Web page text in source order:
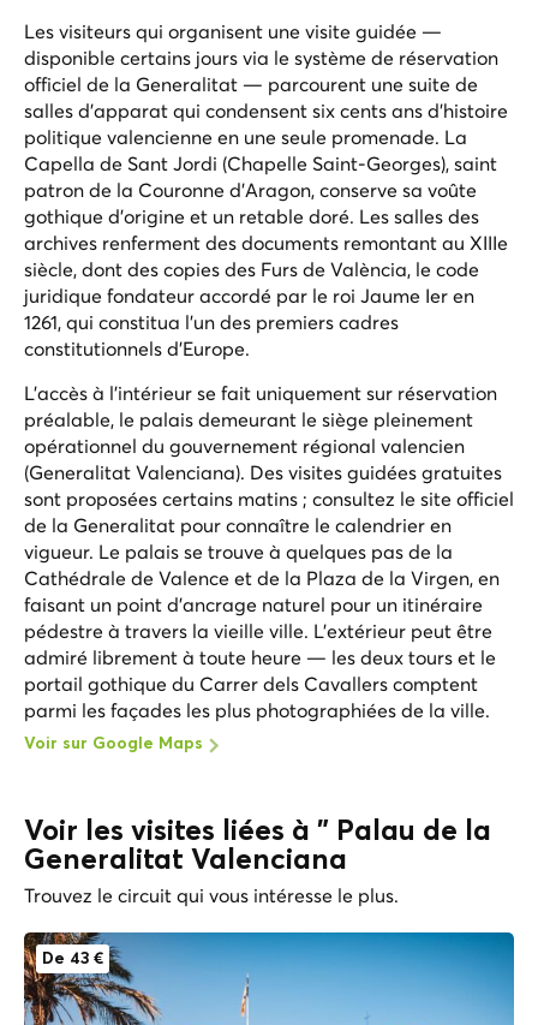
Les visiteurs qui organisent une visite guidée —
disponible certains jours via le système de réservation
officiel de la Generalitat — parcourent une suite de
salles d'apparat qui condensent six cents ans d'histoire
politique valencienne en une seule promenade. La
Capella de Sant Jordi (Chapelle Saint-Georges), saint
patron de la Couronne d'Aragon, conserve sa voûte
gothique d'origine et un retable doré. Les salles des
archives renferment des documents remontant au XIIIe
siècle, dont des copies des Furs de València, le code
juridique fondateur accordé par le roi Jaume Ier en
1261, qui constitua l'un des premiers cadres
constitutionnels d'Europe.
L'accès à l'intérieur se fait uniquement sur réservation
préalable, le palais demeurant le siège pleinement
opérationnel du gouvernement régional valencien
(Generalitat Valenciana). Des visites guidées gratuites
sont proposées certains matins ; consultez le site officiel
de la Generalitat pour connaître le calendrier en
vigueur. Le palais se trouve à quelques pas de la
Cathédrale de Valence et de la Plaza de la Virgen, en
faisant un point d'ancrage naturel pour un itinéraire
pédestre à travers la vieille ville. L'extérieur peut être
admiré librement à toute heure — les deux tours et le
portail gothique du Carrer dels Cavallers comptent
parmi les façades les plus photographiées de la ville.
Voir sur Google Maps
Voir les visites liées à " Palau de la
Generalitat Valenciana
Trouvez le circuit qui vous intéresse le plus.
De 43 €